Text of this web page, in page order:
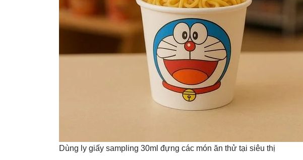
Dùng ly giấy sampling 30ml đựng các món ăn thử tại siêu thị